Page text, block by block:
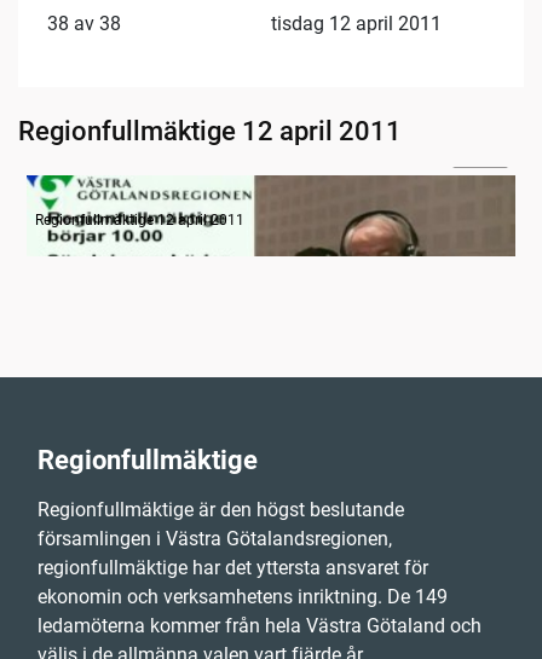
38 av 38 tisdag 12 april 2011
Regionfullmäktige 12 april 2011
Radion informerar
Regionfullmäktige 12 april 2011
Regionfullmäktige
Regionfullmäktige är den högst beslutande
församlingen i Västra Götalandsregionen,
regionfullmäktige har det yttersta ansvaret för
ekonomin och verksamhetens inriktning. De 149
ledamöterna kommer från hela Västra Götaland och